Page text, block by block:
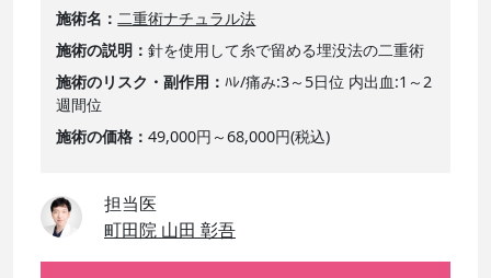
施術名
二重術ナチュラル法
施術の説明
針を使用して糸で留める埋没法の二重術
施術のリスク・副作用
ﾊﾚ/痛み:3～5日位 内出血:1～2
週間位
施術の価格
49,000円～68,000円(税込)
担当医
町田院 山田 彰吾